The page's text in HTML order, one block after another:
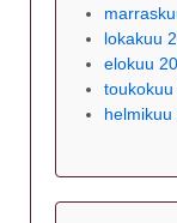
lokakuu
elokuu
toukokuu
helmikuu